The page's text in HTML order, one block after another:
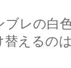
ブレの白
替えるの